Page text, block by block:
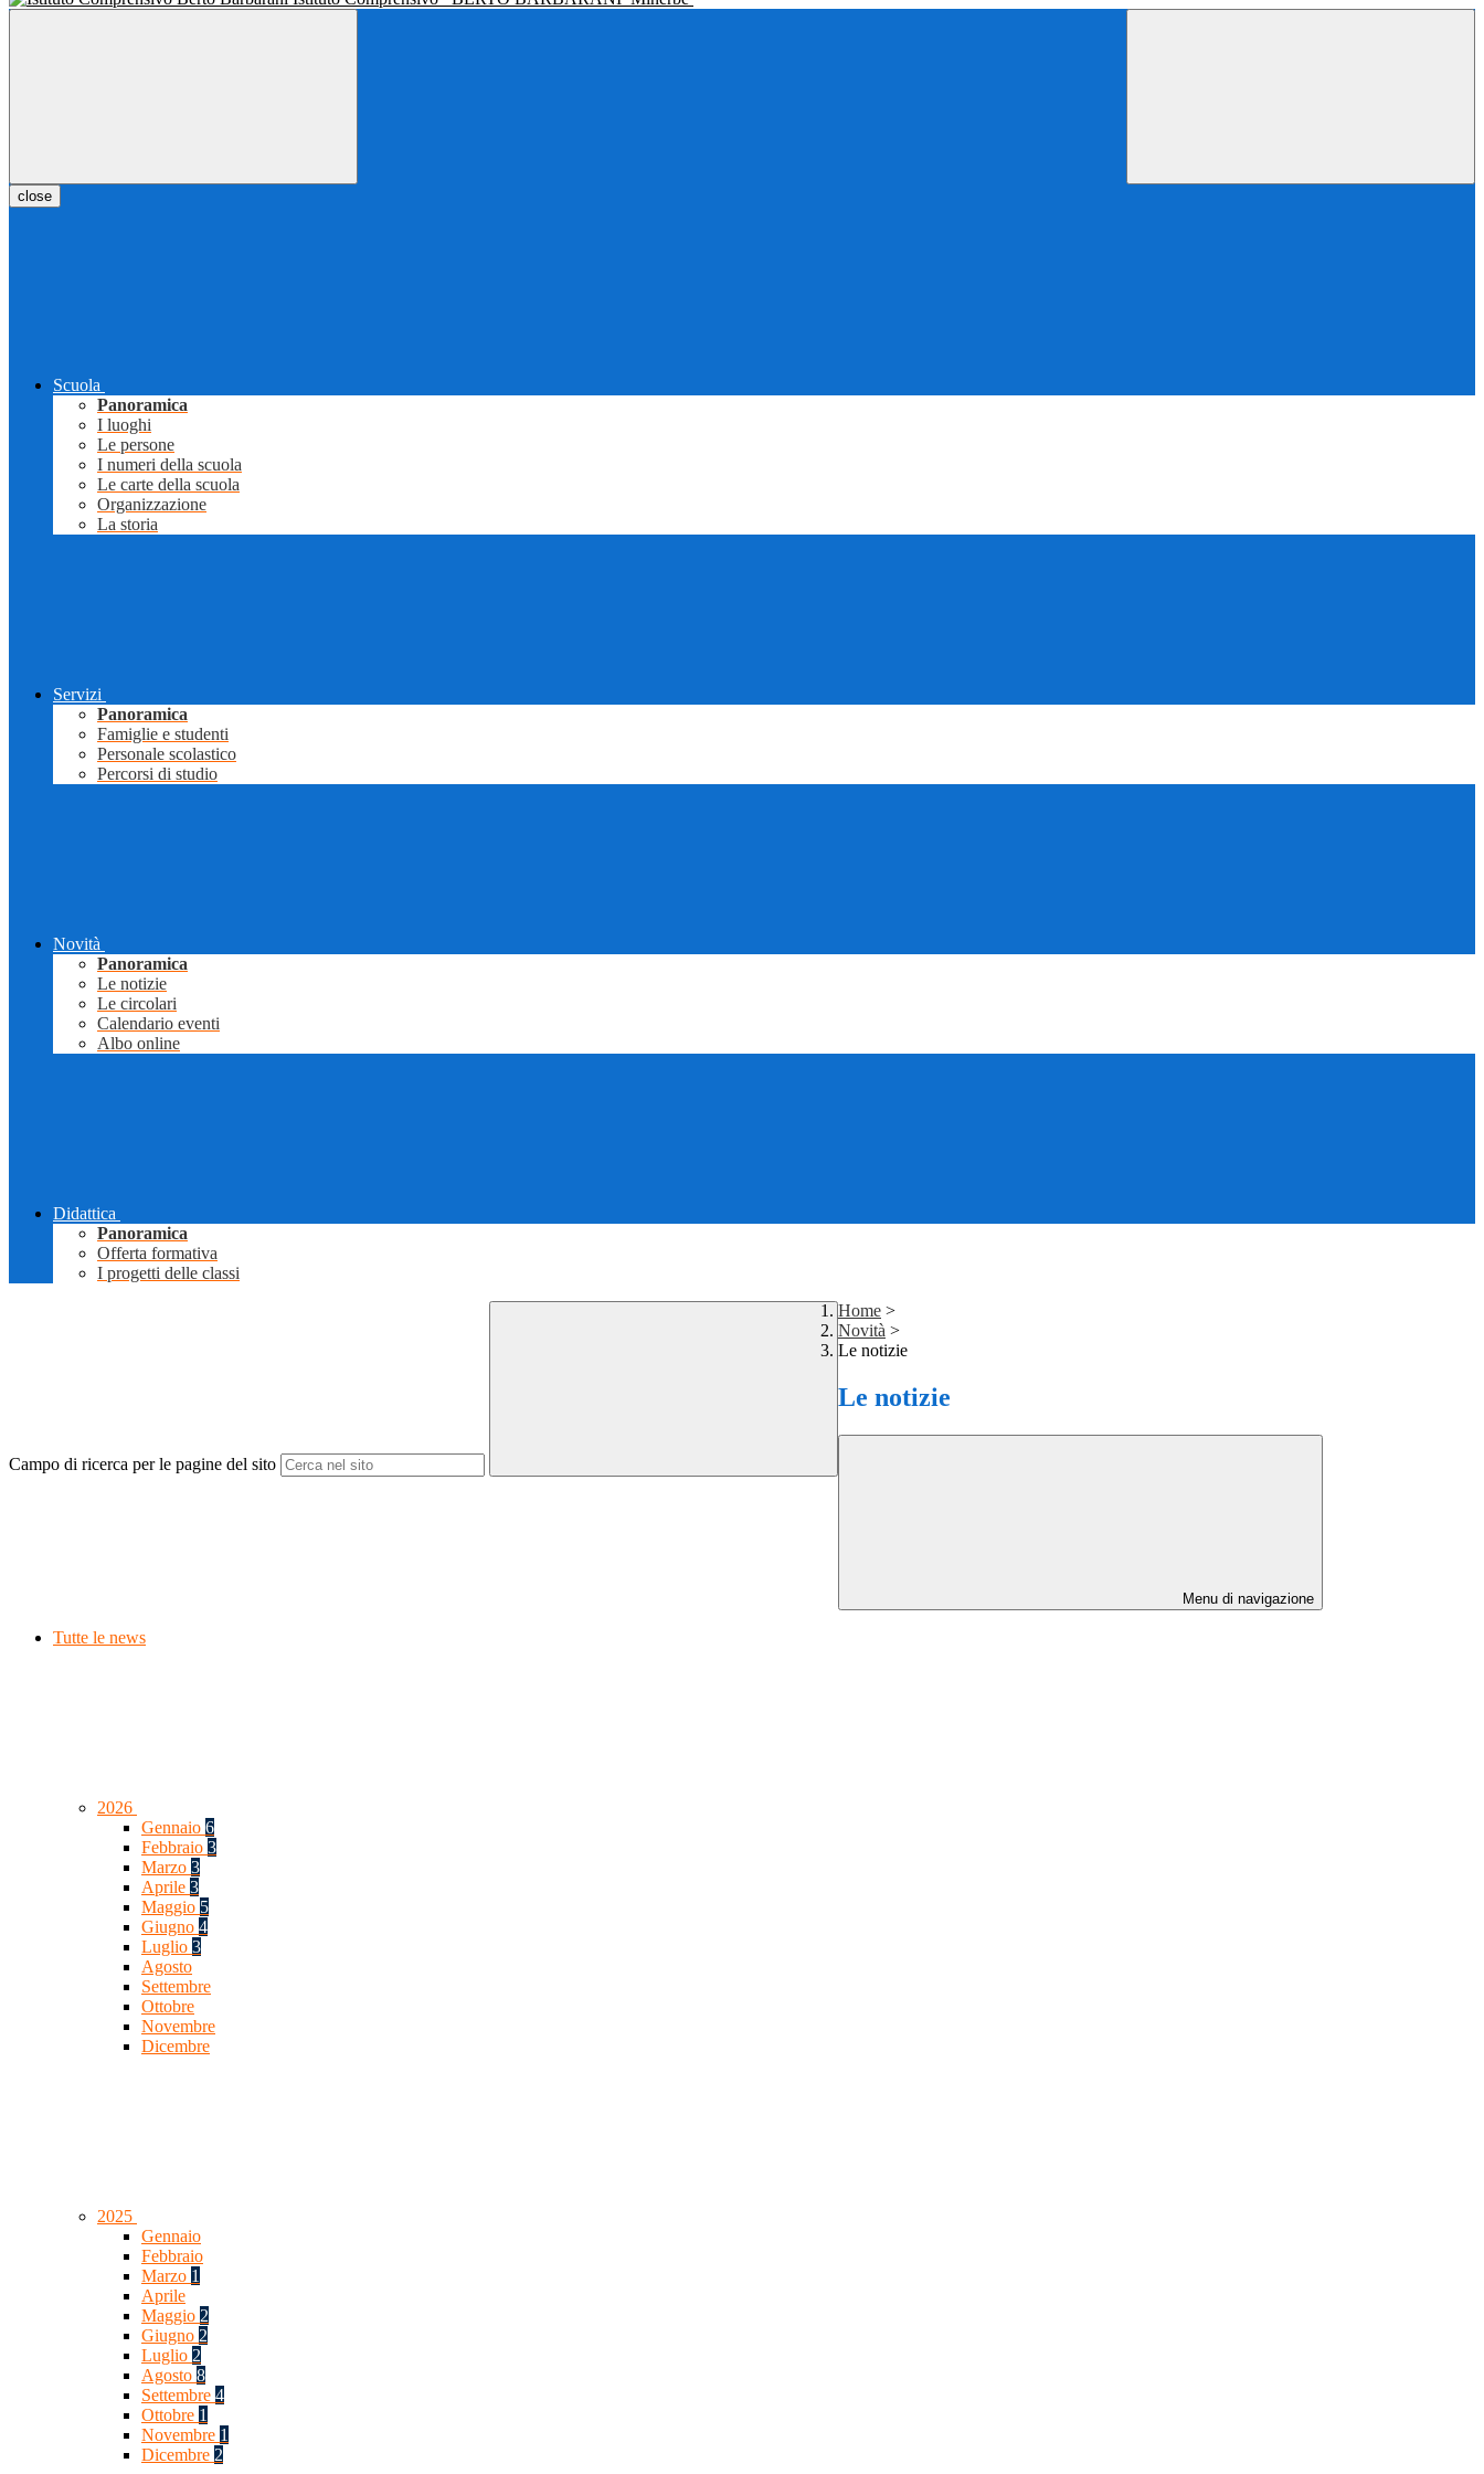
close
Scuola
Panoramica
I luoghi
Le persone
I numeri della scuola
Le carte della scuola
Organizzazione
La storia
Servizi
Panoramica
Famiglie e studenti
Personale scolastico
Percorsi di studio
Novità
Panoramica
Le notizie
Le circolari
Calendario eventi
Albo online
Didattica
Panoramica
Offerta formativa
I progetti delle classi
Campo di ricerca per le pagine del sito
Home >
Novità >
Le notizie
Le notizie
Menu di navigazione
Tutte le news
2026
Gennaio 6
Febbraio 3
Marzo 3
Aprile 3
Maggio 5
Giugno 4
Luglio 3
Agosto
Settembre
Ottobre
Novembre
Dicembre
2025
Gennaio
Febbraio
Marzo 1
Aprile
Maggio 2
Giugno 2
Luglio 2
Agosto 8
Settembre 4
Ottobre 1
Novembre 1
Dicembre 2